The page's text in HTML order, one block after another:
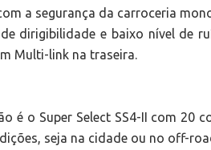
a segurança da carroceria
dirigibilidade e baixo nível de
Multi-link na traseira.
é o Super Select SS4-II com 20
seja na cidade ou no off-